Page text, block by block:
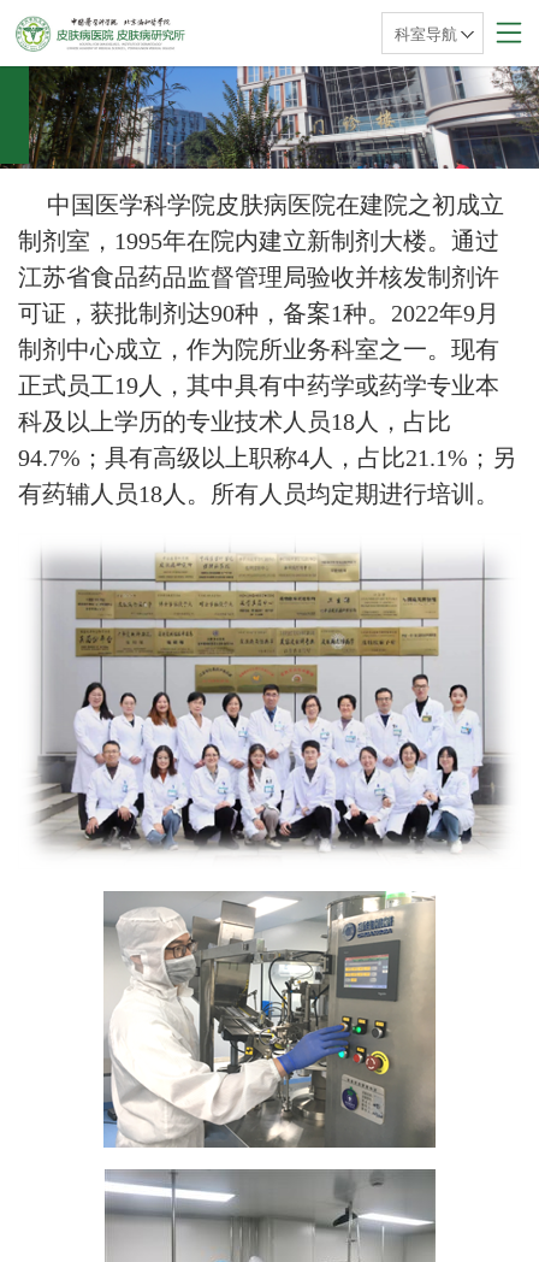
科室导航
中国医学科学院皮肤病医院在建院之初成立
制剂室，1995年在院内建立新制剂大楼。通过
江苏省食品药品监督管理局验收并核发制剂许
可证，获批制剂达90种，备案1种。2022年9月
制剂中心成立，作为院所业务科室之一。现有
正式员工19人，其中具有中药学或药学专业本
科及以上学历的专业技术人员18人，占比
94.7%；具有高级以上职称4人，占比21.1%；另
有药辅人员18人。所有人员均定期进行培训。